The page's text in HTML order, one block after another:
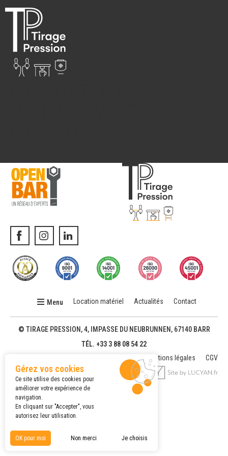
Menu Location matériel Actualités Contact
© TIRAGE PRESSION, 4, IMPASSE DU NEUBRUNNEN, 67140 BARR
TÉL. +33 3 88 08 54 22
Mentions légales
CGV
Gérez vos cookies
Ce site utilise des cookies pour
améliorer votre expérience de
navigation.
En cliquant sur "Accepter", vous
autorisez leur utilisation.
OK pour moi Non merci Je choisis